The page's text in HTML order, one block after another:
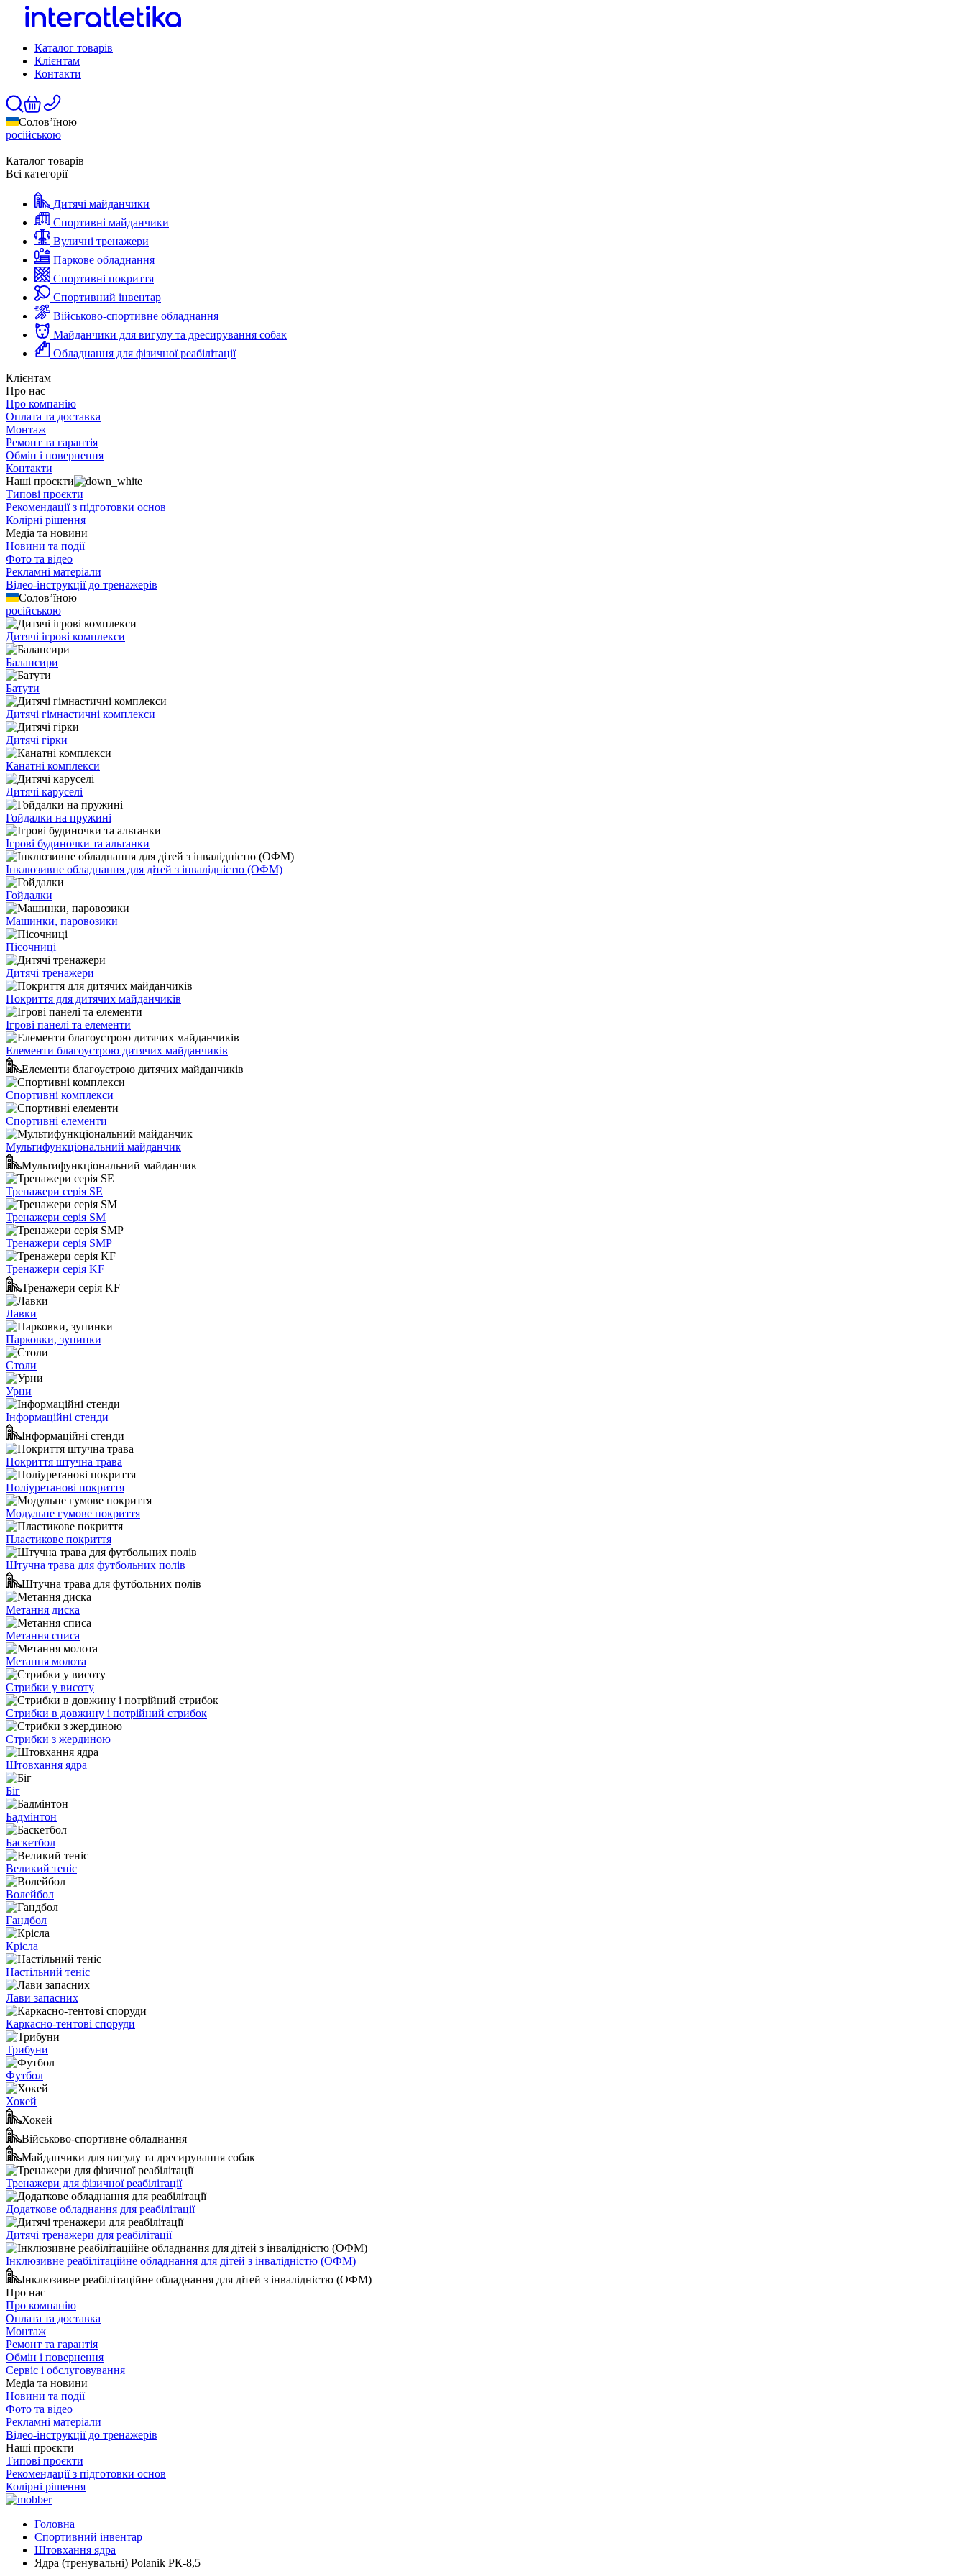
Каталог товарів
Клієнтам
Контакти
Солов’їною
російською
Каталог товарів
Всі категорії
Дитячі майданчики
Спортивні майданчики
Вуличні тренажери
Паркове обладнання
Спортивні покриття
Спортивний інвентар
Військово-спортивне обладнання
Майданчики для вигулу та дресирування собак
Обладнання для фізичної реабілітації
Клієнтам
Про нас
Про компанію
Оплата та доставка
Монтаж
Ремонт та гарантія
Обмін і повернення
Контакти
Наші проєкти
Типові проєкти
Рекомендації з підготовки основ
Колірні рішення
Медіа та новини
Новини та події
Фото та відео
Рекламні матеріали
Відео-інструкції до тренажерів
Солов’їною
російською
Дитячі ігрові комплекси
Балансири
Батути
Дитячі гімнастичні комплекси
Дитячі гірки
Канатні комплекси
Дитячі каруселі
Гойдалки на пружині
Ігрові будиночки та альтанки
Інклюзивне обладнання для дітей з інвалідністю (ОФМ)
Гойдалки
Машинки, паровозики
Пісочниці
Дитячі тренажери
Покриття для дитячих майданчиків
Ігрові панелі та елементи
Елементи благоустрою дитячих майданчиків
Елементи благоустрою дитячих майданчиків
Спортивні комплекси
Спортивні елементи
Мультифункціональний майданчик
Мультифункціональний майданчик
Тренажери серія SE
Тренажери серія SM
Тренажери серія SMP
Тренажери серія KF
Тренажери серія KF
Лавки
Парковки, зупинки
Столи
Урни
Інформаційні стенди
Інформаційні стенди
Покриття штучна трава
Поліуретанові покриття
Модульне гумове покриття
Пластикове покриття
Штучна трава для футбольних полів
Штучна трава для футбольних полів
Метання диска
Метання списа
Метання молота
Стрибки у висоту
Стрибки в довжину і потрійний стрибок
Стрибки з жердиною
Штовхання ядра
Біг
Бадмінтон
Баскетбол
Великий теніс
Волейбол
Гандбол
Крісла
Настільний теніс
Лави запасних
Каркасно-тентові споруди
Трибуни
Футбол
Хокей
Хокей
Військово-спортивне обладнання
Майданчики для вигулу та дресирування собак
Тренажери для фізичної реабілітації
Додаткове обладнання для реабілітації
Дитячі тренажери для реабілітації
Інклюзивне реабілітаційне обладнання для дітей з інвалідністю (ОФМ)
Інклюзивне реабілітаційне обладнання для дітей з інвалідністю (ОФМ)
Про нас
Про компанію
Оплата та доставка
Монтаж
Ремонт та гарантія
Обмін і повернення
Сервіс і обслуговування
Медіа та новини
Новини та події
Фото та відео
Рекламні матеріали
Відео-інструкції до тренажерів
Наші проєкти
Типові проєкти
Рекомендації з підготовки основ
Колірні рішення
Головна
Спортивний інвентар
Штовхання ядра
Ядра (тренувальні) Polanik РК-8,5